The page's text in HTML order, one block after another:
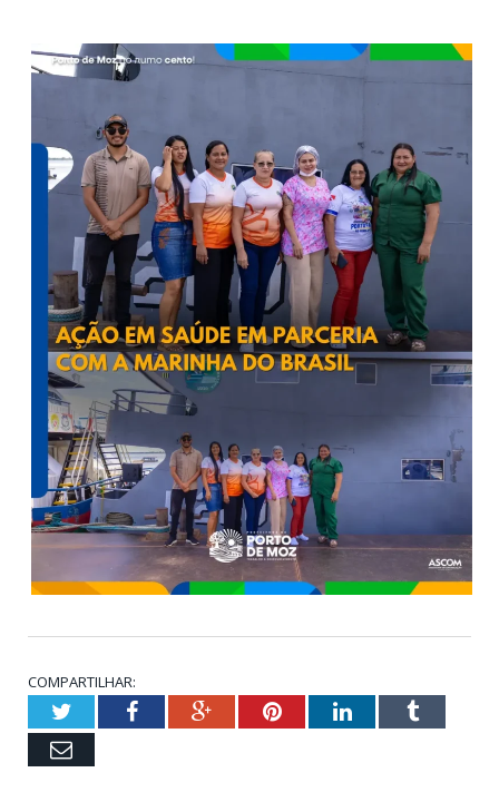
COMPARTILHAR:
TwitterFacebookGoogle+PinterestLinkedInTumblr
Email